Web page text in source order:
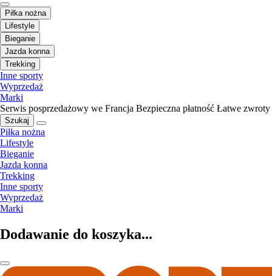
Piłka nożna
Lifestyle
Bieganie
Jazda konna
Trekking
Inne sporty
Wyprzedaż
Marki
Serwis posprzedażowy we Francja Bezpieczna płatność Łatwe zwroty
Szukaj
Piłka nożna
Lifestyle
Bieganie
Jazda konna
Trekking
Inne sporty
Wyprzedaż
Marki
Dodawanie do koszyka...